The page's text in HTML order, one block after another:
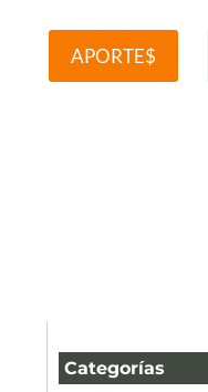
APORTE$
Categorías